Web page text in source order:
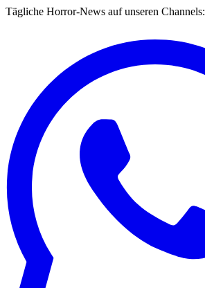
Tägliche Horror-News auf unseren Channels: